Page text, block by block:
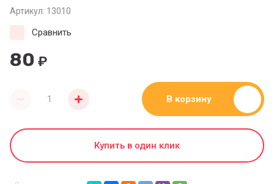
Артикул: 13010
80 ₽
Сравнить
В корзину
Купить в один клик